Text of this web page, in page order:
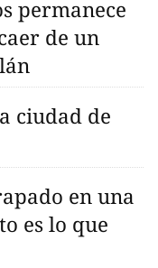
permanece
de un
ciudad de
en una
es lo que